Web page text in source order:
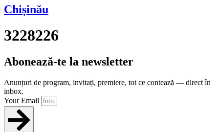
Chișinău
3228226
Abonează-te la newsletter
Anunțuri de program, invitați, premiere, tot ce contează — direct în
inbox.
Your Email